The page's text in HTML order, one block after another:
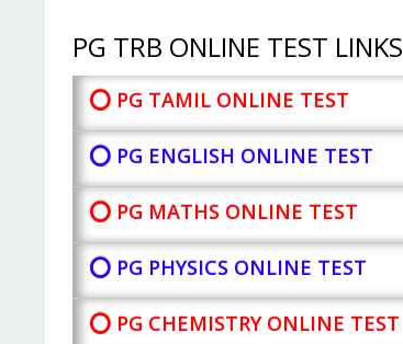
PG TRB ONLINE TEST LINKS
⭕ PG TAMIL ONLINE TEST
⭕ PG ENGLISH ONLINE TEST
⭕ PG MATHS ONLINE TEST
⭕ PG PHYSICS ONLINE TEST
⭕ PG CHEMISTRY ONLINE TEST